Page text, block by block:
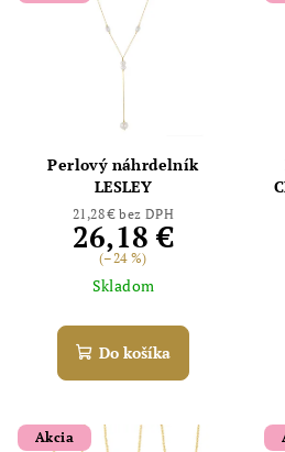
Perlový náhrdelník
LESLEY
21,28 € bez DPH
26,18 €
(–24 %)
Skladom
Do košíka
Akcia